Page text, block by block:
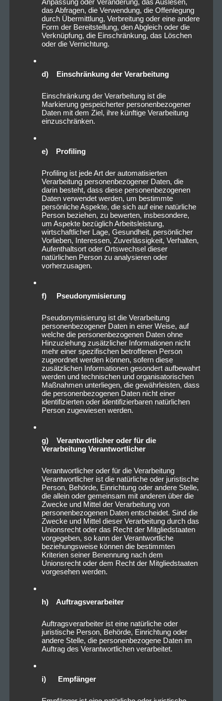
das Abfragen, die Verwendung, die Offenlegung
durch Übermittlung, Verbreitung oder eine andere
Form der Bereitstellung, den Abgleich oder die
Verknüpfung, die Einschränkung, das Löschen
oder die Vernichtung.
d) Einschränkung der Verarbeitung
Einschränkung der Verarbeitung ist die
Markierung gespeicherter personenbezogener
Daten mit dem Ziel, ihre künftige Verarbeitung
einzuschränken.
e) Profiling
Profiling ist jede Art der automatisierten
Verarbeitung personenbezogener Daten, die
darin besteht, dass diese personenbezogenen
Daten verwendet werden, um bestimmte
persönliche Aspekte, die sich auf eine natürliche
Person beziehen, zu bewerten, insbesondere,
um Aspekte bezüglich Arbeitsleistung,
wirtschaftlicher Lage, Gesundheit, persönlicher
Vorlieben, Interessen, Zuverlässigkeit, Verhalten,
Aufenthaltsort oder Ortswechsel dieser
natürlichen Person zu analysieren oder
vorherzusagen.
f) Pseudonymisierung
Pseudonymisierung ist die Verarbeitung
personenbezogener Daten in einer Weise, auf
welche die personenbezogenen Daten ohne
Hinzuziehung zusätzlicher Informationen nicht
mehr einer spezifischen betroffenen Person
zugeordnet werden können, sofern diese
zusätzlichen Informationen gesondert aufbewahrt
werden und technischen und organisatorischen
Maßnahmen unterliegen, die gewährleisten, dass
die personenbezogenen Daten nicht einer
identifizierten oder identifizierbaren natürlichen
Person zugewiesen werden.
g) Verantwortlicher oder für die
Verarbeitung Verantwortlicher
Verantwortlicher oder für die Verarbeitung
Verantwortlicher ist die natürliche oder juristische
Person, Behörde, Einrichtung oder andere Stelle,
die allein oder gemeinsam mit anderen über die
Zwecke und Mittel der Verarbeitung von
personenbezogenen Daten entscheidet. Sind die
Zwecke und Mittel dieser Verarbeitung durch das
Unionsrecht oder das Recht der Mitgliedstaaten
vorgegeben, so kann der Verantwortliche
beziehungsweise können die bestimmten
Kriterien seiner Benennung nach dem
Unionsrecht oder dem Recht der Mitgliedstaaten
vorgesehen werden.
h) Auftragsverarbeiter
Auftragsverarbeiter ist eine natürliche oder
juristische Person, Behörde, Einrichtung oder
andere Stelle, die personenbezogene Daten im
Auftrag des Verantwortlichen verarbeitet.
i) Empfänger